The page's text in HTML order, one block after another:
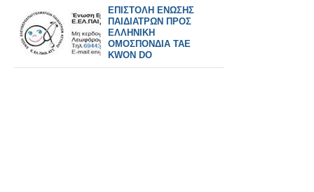
ΕΠΙΣΤΟΛΗ ΕΝΩΣΗΣ
ΠΑΙΔΙΑΤΡΩΝ ΠΡΟΣ
ΕΛΛΗΝΙΚΗ
ΟΜΟΣΠΟΝΔΙΑ ΤΑΕ
KWON DO